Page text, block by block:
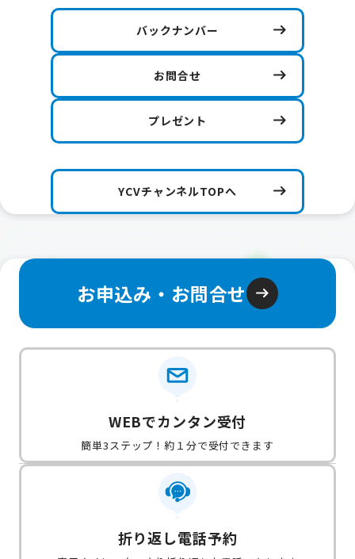
バックナンバー
お問合せ
プレゼント
YCVチャンネルTOPへ
お申込み・お問合せ
WEBでカンタン受付
簡単3ステップ！約１分で受付できます
折り返し電話予約